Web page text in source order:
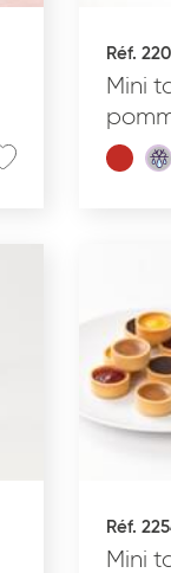
Réf.
Mini
Réf.
Mini